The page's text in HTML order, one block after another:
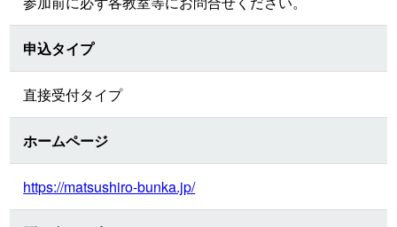
申込タイプ
直接受付タイプ
ホームページ
https://matsushiro-bunka.jp/